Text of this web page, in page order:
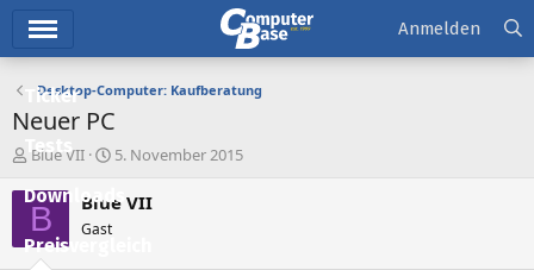
Ticker
Tests
Downloads
Preisvergleich
Anmelden
Desktop-Computer: Kaufberatung
Neuer PC
E
s
e
Blue VII
E
s
5. November 2015
B Blue VII
Gast